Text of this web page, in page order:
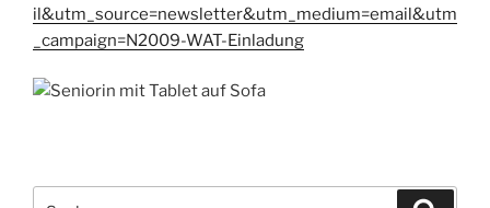
il&utm_source=newsletter&utm_medium=email&utm
_campaign=N2009-WAT-Einladung